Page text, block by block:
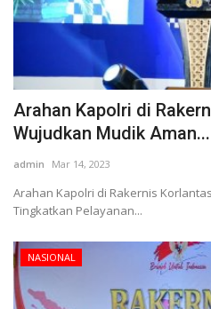
Arahan Kapolri di
Wujudkan Mudik Aman...
admin Mar 14, 2023
Arahan Kapolri di Rakernis
Tingkatkan Pelayanan...
NASIONAL